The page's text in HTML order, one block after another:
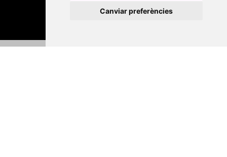
Canviar preferències